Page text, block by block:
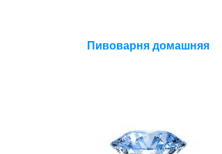
Пивоварня домашняя